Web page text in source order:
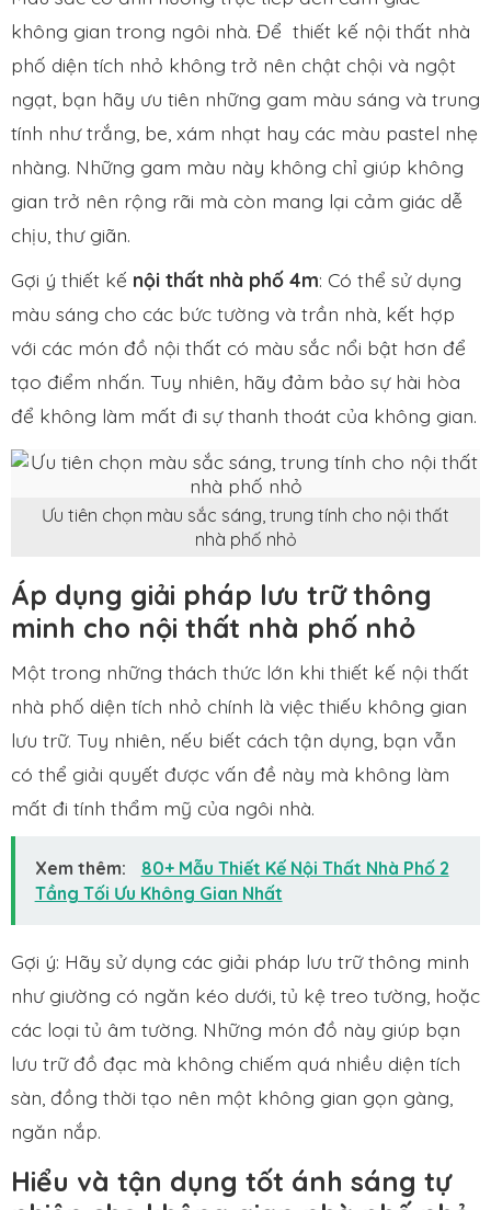
không gian trong ngôi nhà. Để thiết kế nội thất nhà
phố diện tích nhỏ không trở nên chật chội và ngột
ngạt, bạn hãy ưu tiên những gam màu sáng và trung
tính như trắng, be, xám nhạt hay các màu pastel nhẹ
nhàng. Những gam màu này không chỉ giúp không
gian trở nên rộng rãi mà còn mang lại cảm giác dễ
chịu, thư giãn.
Gợi ý thiết kế nội thất nhà phố 4m: Có thể sử dụng
màu sáng cho các bức tường và trần nhà, kết hợp
với các món đồ nội thất có màu sắc nổi bật hơn để
tạo điểm nhấn. Tuy nhiên, hãy đảm bảo sự hài hòa
để không làm mất đi sự thanh thoát của không gian.
Ưu tiên chọn màu sắc sáng, trung tính cho nội thất
nhà phố nhỏ
Áp dụng giải pháp lưu trữ thông
minh cho nội thất nhà phố nhỏ
Một trong những thách thức lớn khi thiết kế nội thất
nhà phố diện tích nhỏ chính là việc thiếu không gian
lưu trữ. Tuy nhiên, nếu biết cách tận dụng, bạn vẫn
có thể giải quyết được vấn đề này mà không làm
mất đi tính thẩm mỹ của ngôi nhà.
Xem thêm:
80+ Mẫu Thiết Kế Nội Thất Nhà Phố 2
Tầng Tối Ưu Không Gian Nhất
Gợi ý: Hãy sử dụng các giải pháp lưu trữ thông minh
như giường có ngăn kéo dưới, tủ kệ treo tường, hoặc
các loại tủ âm tường. Những món đồ này giúp bạn
lưu trữ đồ đạc mà không chiếm quá nhiều diện tích
sàn, đồng thời tạo nên một không gian gọn gàng,
ngăn nắp.
Hiểu và tận dụng tốt ánh sáng tự